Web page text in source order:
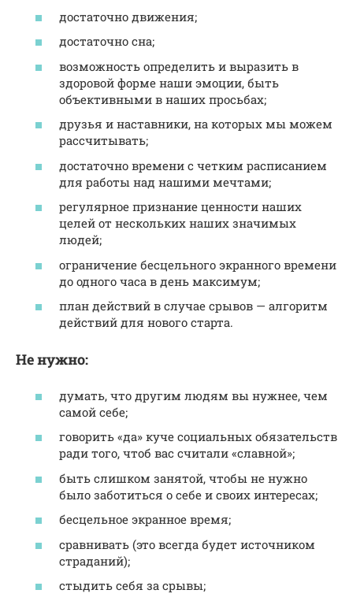
достаточно движения;
достаточно сна;
возможность определить и выразить в
здоровой форме наши эмоции, быть
объективными в наших просьбах;
друзья и наставники, на которых мы можем
рассчитывать;
достаточно времени с четким расписанием
для работы над нашими мечтами;
регулярное признание ценности наших
целей от нескольких наших значимых
людей;
ограничение бесцельного экранного времени
до одного часа в день максимум;
план действий в случае срывов — алгоритм
действий для нового старта.
Не нужно:
думать, что другим людям вы нужнее, чем
самой себе;
говорить «да» куче социальных обязательств
ради того, чтоб вас считали «славной»;
быть слишком занятой, чтобы не нужно
было заботиться о себе и своих интересах;
бесцельное экранное время;
сравнивать (это всегда будет источником
страданий);
стыдить себя за срывы;